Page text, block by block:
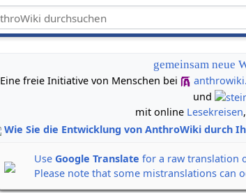
gemeinsam neue
Eine freie Initiative von Menschen bei
und
mit online Lesekreisen,
Wie Sie die Entwicklung von AnthroWiki durch
UseGoogle Translate for a raw translation
Please note that some mistranslations can